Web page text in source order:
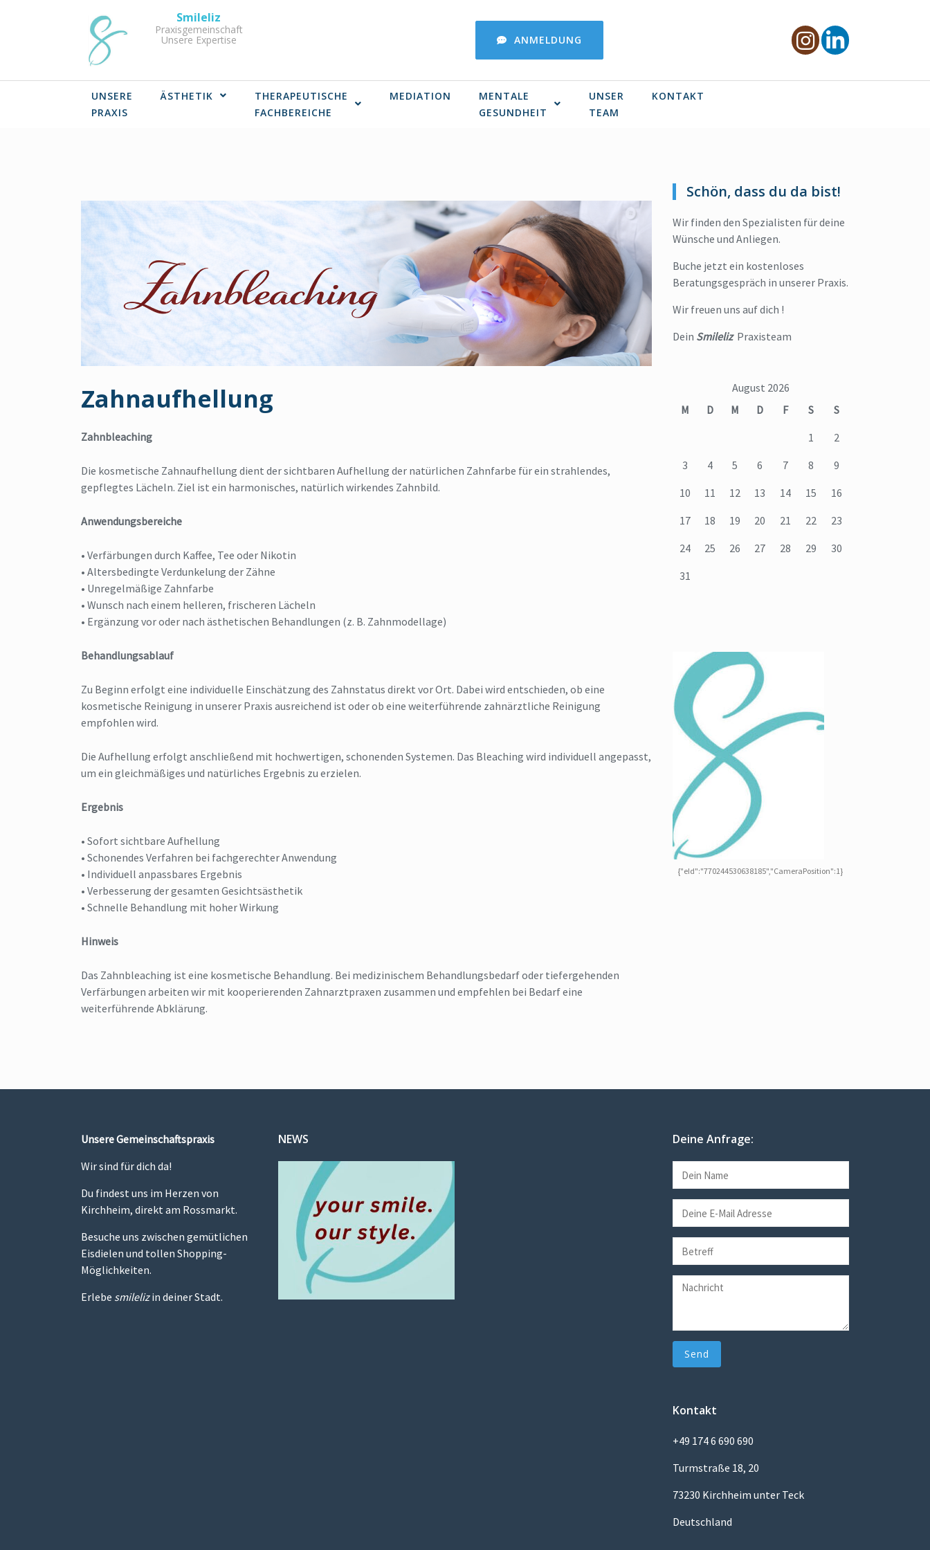
Smileliz
Praxisgemeinschaft
Unsere Expertise ANMELDUNG
UNSERE
PRAXIS
ÄSTHETIK
THERAPEUTISCHE
FACHBEREICHE
MEDIATION
MENTALE
GESUNDHEIT
UNSER
TEAM
KONTAKT
Zahnaufhellung
Zahnbleaching
Die kosmetische Zahnaufhellung dient der sichtbaren Aufhellung der natürlichen Zahnfarbe für ein strahlendes,
gepflegtes Lächeln. Ziel ist ein harmonisches, natürlich wirkendes Zahnbild.
Anwendungsbereiche
• Verfärbungen durch Kaffee, Tee oder Nikotin
• Altersbedingte Verdunkelung der Zähne
• Unregelmäßige Zahnfarbe
• Wunsch nach einem helleren, frischeren Lächeln
• Ergänzung vor oder nach ästhetischen Behandlungen (z. B. Zahnmodellage)
Behandlungsablauf
Zu Beginn erfolgt eine individuelle Einschätzung des Zahnstatus direkt vor Ort. Dabei wird entschieden, ob eine
kosmetische Reinigung in unserer Praxis ausreichend ist oder ob eine weiterführende zahnärztliche Reinigung
empfohlen wird.
Die Aufhellung erfolgt anschließend mit hochwertigen, schonenden Systemen. Das Bleaching wird individuell angepasst,
um ein gleichmäßiges und natürliches Ergebnis zu erzielen.
Ergebnis
• Sofort sichtbare Aufhellung
• Schonendes Verfahren bei fachgerechter Anwendung
• Individuell anpassbares Ergebnis
• Verbesserung der gesamten Gesichtsästhetik
• Schnelle Behandlung mit hoher Wirkung
Hinweis
Das Zahnbleaching ist eine kosmetische Behandlung. Bei medizinischem Behandlungsbedarf oder tiefergehenden
Verfärbungen arbeiten wir mit kooperierenden Zahnarztpraxen zusammen und empfehlen bei Bedarf eine
weiterführende Abklärung.
Schön, dass du da bist!
Wir finden den Spezialisten für deine
Wünsche und Anliegen.
Buche jetzt ein kostenloses
Beratungsgespräch in unserer Praxis.
Wir freuen uns auf dich !
Dein SmilelizPraxisteam
August 2026
M
D M D F S
S
1
2
3
4 5 6 7 8
9
10
11 12 13 14 15
16
17
18 19 20 21 22
23
24
25 26 27 28 29
30
31
{"eId":"770244530638185","CameraPosition":1}
Unsere Gemeinschaftspraxis
Wir sind für dich da!
Du findest uns im Herzen von
Kirchheim, direkt am Rossmarkt.
Besuche uns zwischen gemütlichen
Eisdielen und tollen Shopping-
Möglichkeiten.
Erlebe smilelizin deiner Stadt.
NEWS Deine Anfrage:
Kontakt
+49 174 6 690 690
Turmstraße 18, 20
73230 Kirchheim unter Teck
Deutschland